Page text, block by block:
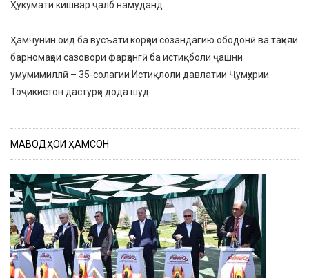
Ҳукумати кишвар ҷалб намуданд.
Ҳамчунин оид ба вусъати корҳои созандагию ободонӣ ва таҳияи
барномаҳои сазовори фарҳангӣ ба истиқболи ҷашни
умумимиллӣ – 35-солагии Истиқлоли давлатии Ҷумҳурии
Тоҷикистон дастурҳо дода шуд.
МАВОДҲОИ ҲАМСОН